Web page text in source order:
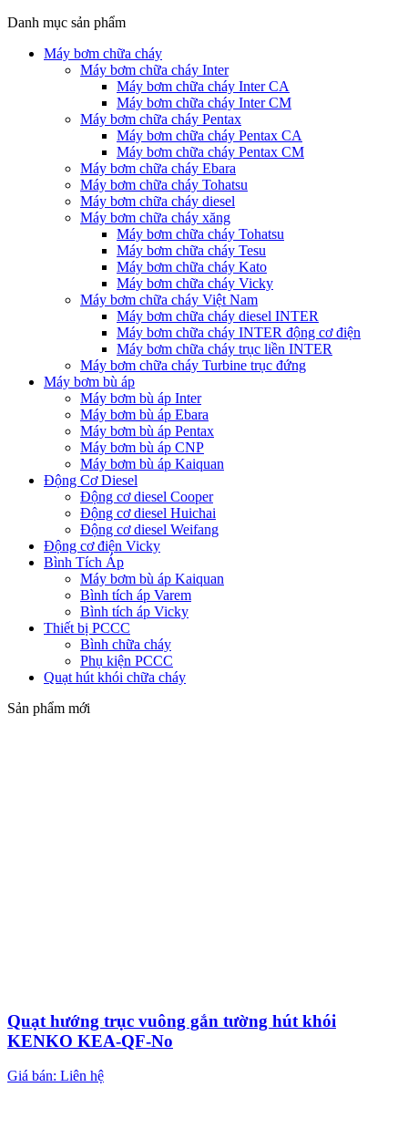
Danh mục sản phẩm
Máy bơm chữa cháy
Máy bơm chữa cháy Inter
Máy bơm chữa cháy Inter CA
Máy bơm chữa cháy Inter CM
Máy bơm chữa cháy Pentax
Máy bơm chữa cháy Pentax CA
Máy bơm chữa cháy Pentax CM
Máy bơm chữa cháy Ebara
Máy bơm chữa cháy Tohatsu
Máy bơm chữa cháy diesel
Máy bơm chữa cháy xăng
Máy bơm chữa cháy Tohatsu
Máy bơm chữa cháy Tesu
Máy bơm chữa cháy Kato
Máy bơm chữa cháy Vicky
Máy bơm chữa cháy Việt Nam
Máy bơm chữa cháy diesel INTER
Máy bơm chữa cháy INTER động cơ điện
Máy bơm chữa cháy trục liền INTER
Máy bơm chữa cháy Turbine trục đứng
Máy bơm bù áp
Máy bơm bù áp Inter
Máy bơm bù áp Ebara
Máy bơm bù áp Pentax
Máy bơm bù áp CNP
Máy bơm bù áp Kaiquan
Động Cơ Diesel
Động cơ diesel Cooper
Động cơ diesel Huichai
Động cơ diesel Weifang
Động cơ điện Vicky
Bình Tích Áp
Máy bơm bù áp Kaiquan
Bình tích áp Varem
Bình tích áp Vicky
Thiết bị PCCC
Bình chữa cháy
Phụ kiện PCCC
Quạt hút khói chữa cháy
Sản phẩm mới
Quạt hướng trục vuông gắn tường hút khói
KENKO KEA-QF-No
Giá bán: Liên hệ